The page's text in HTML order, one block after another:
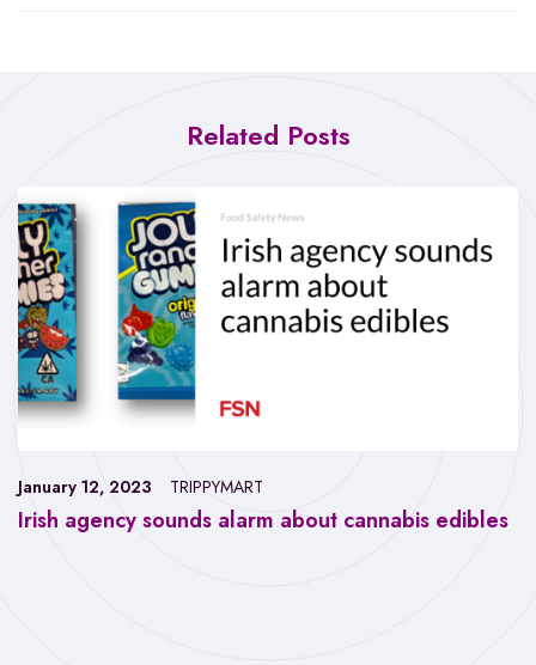
Related Posts
Irish agency sounds alarm about cannabis edibles
January 12, 2023 TRIPPYMART